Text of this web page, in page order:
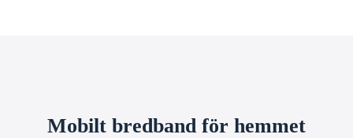
Mobilt bredband för hemmet